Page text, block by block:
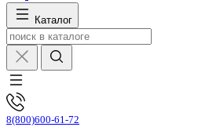
Каталог
8(800)600-61-72